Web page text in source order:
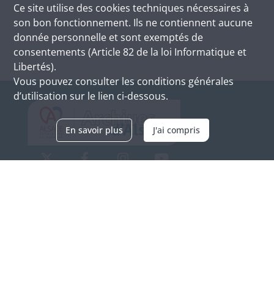
Ce site utilise des cookies techniques nécessaires à
son bon fonctionnement. Ils ne contiennent aucune
donnée personnelle et sont exemptés de
consentements (Article 82 de la loi Informatique et
Libertés).
Vous pouvez consulter les conditions générales
d’utilisation sur le lien ci-dessous.
En savoir plus J'ai compris